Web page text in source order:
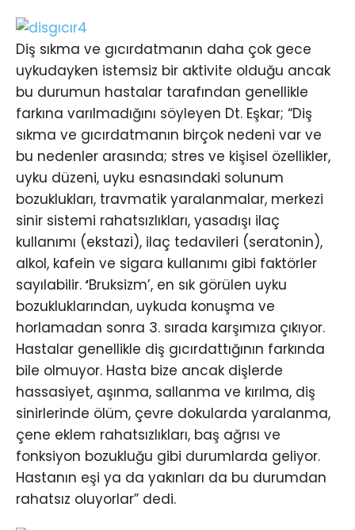
Diş sıkma ve gıcırdatmanın daha çok gece
uykudayken istemsiz bir aktivite olduğu ancak
bu durumun hastalar tarafından genellikle
farkına varılmadığını söyleyen Dt. Eşkar; “Diş
sıkma ve gıcırdatmanın birçok nedeni var ve
bu nedenler arasında; stres ve kişisel özellikler,
uyku düzeni, uyku esnasındaki solunum
bozuklukları, travmatik yaralanmalar, merkezi
sinir sistemi rahatsızlıkları, yasadışı ilaç
kullanımı (ekstazi), ilaç tedavileri (seratonin),
alkol, kafein ve sigara kullanımı gibi faktörler
sayılabilir.‘Bruksizm’, en sık görülen uyku
bozukluklarından, uykuda konuşma ve
horlamadan sonra 3. sırada karşımıza çıkıyor.
Hastalar genellikle diş gıcırdattığının farkında
bile olmuyor. Hasta bize ancak dişlerde
hassasiyet, aşınma, sallanma ve kırılma, diş
sinirlerinde ölüm, çevre dokularda yaralanma,
çene eklem rahatsızlıkları, baş ağrısı ve
fonksiyon bozukluğu gibi durumlarda geliyor.
Hastanın eşi ya da yakınları da bu durumdan
rahatsız oluyorlar” dedi.